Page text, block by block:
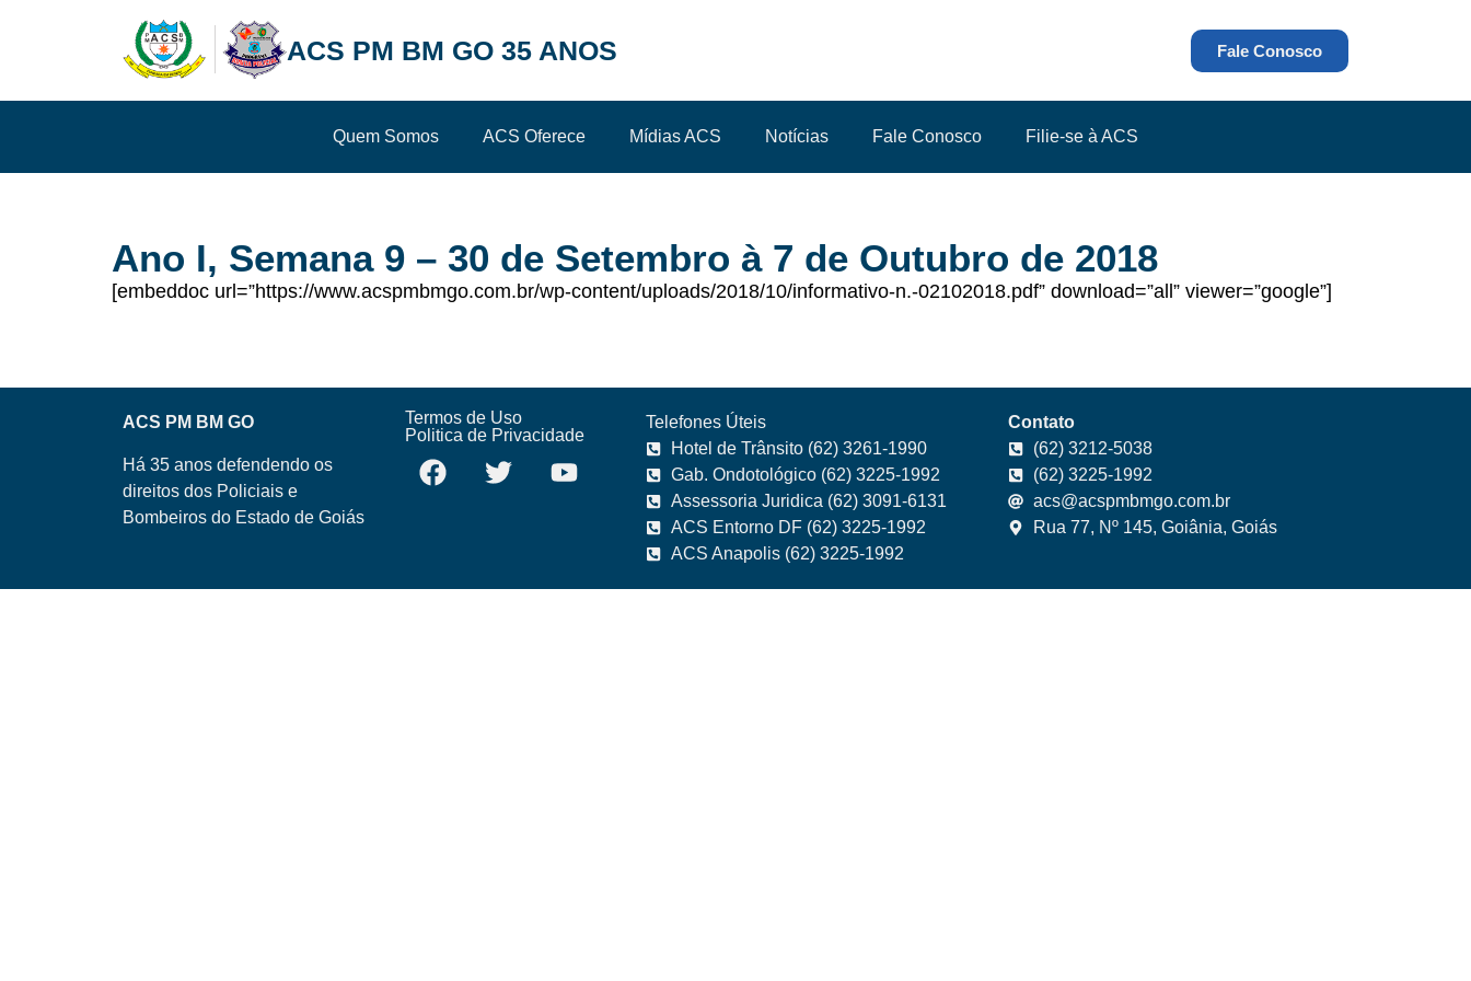
ACS PM BM GO 35 ANOS Fale Conosco
Quem Somos ACS Oferece Mídias ACS Notícias Fale Conosco Filie-se à ACS
Ano I, Semana 9 – 30 de Setembro à 7 de Outubro de 2018
[embeddoc url=”https://www.acspmbmgo.com.br/wp-content/uploads/2018/10/informativo-n.-02102018.pdf” download=”all” viewer=”google”]
ACS PM BM GO
Há 35 anos defendendo os
direitos dos Policiais e
Bombeiros do Estado de Goiás
Termos de Uso
Politica de Privacidade
Telefones Úteis
Hotel de Trânsito (62) 3261-1990
Gab. Ondotológico (62) 3225-1992
Assessoria Juridica (62) 3091-6131
ACS Entorno DF (62) 3225-1992
ACS Anapolis (62) 3225-1992
Contato
(62) 3212-5038
(62) 3225-1992
acs@acspmbmgo.com.br
Rua 77, Nº 145, Goiânia, Goiás